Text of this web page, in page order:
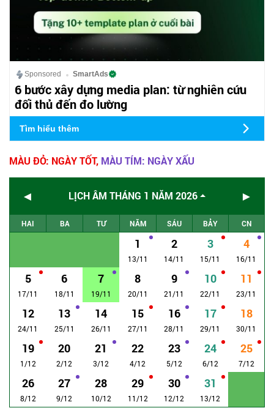
Sponsored SmartAds
6 bước xây dựng media plan: từ nghiên cứu
đối thủ đến đo lường
Tìm hiểu thêm
MÀU ĐỎ: NGÀY TỐT, MÀU TÍM: NGÀY XẤU
◄ LỊCH ÂM THÁNG 1 NĂM 2026 ►
HAI BA TƯ NĂM SÁU BẢY CN
1
13/11
2
14/11
3
15/11
4
16/11
5
17/11
6
18/11
7
19/11
8
20/11
9
21/11
10
22/11
11
23/11
12
24/11
13
25/11
14
26/11
15
27/11
16
28/11
17
29/11
18
30/11
19
1/12
20
2/12
21
3/12
22
4/12
23
5/12
24
6/12
25
7/12
26
8/12
27
9/12
28
10/12
29
11/12
30
12/12
31
13/12